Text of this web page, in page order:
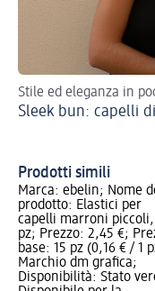
Stile ed eleganza in
Sleek bun: capelli
Prodotti simili
Marca: ebelin; Nome
prodotto: Elastici per
capelli marroni piccoli,
pz; Prezzo: 2,45 €;
base: 15 pz (0,16 € / 1
Marchio dm grafica;
Disponibilità: Stato